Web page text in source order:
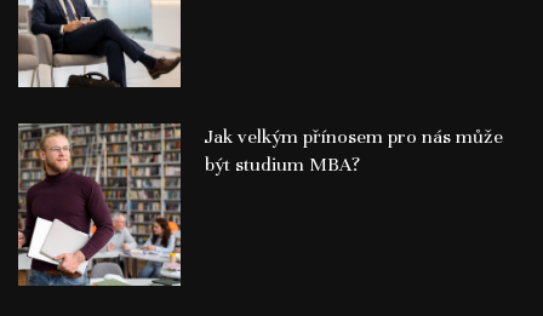
Jak velkým přínosem pro nás může
být studium MBA?